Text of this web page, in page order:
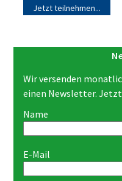
Jetzt teilnehmen...
Wir versenden
einen Newsletter.
Name
E-Mail